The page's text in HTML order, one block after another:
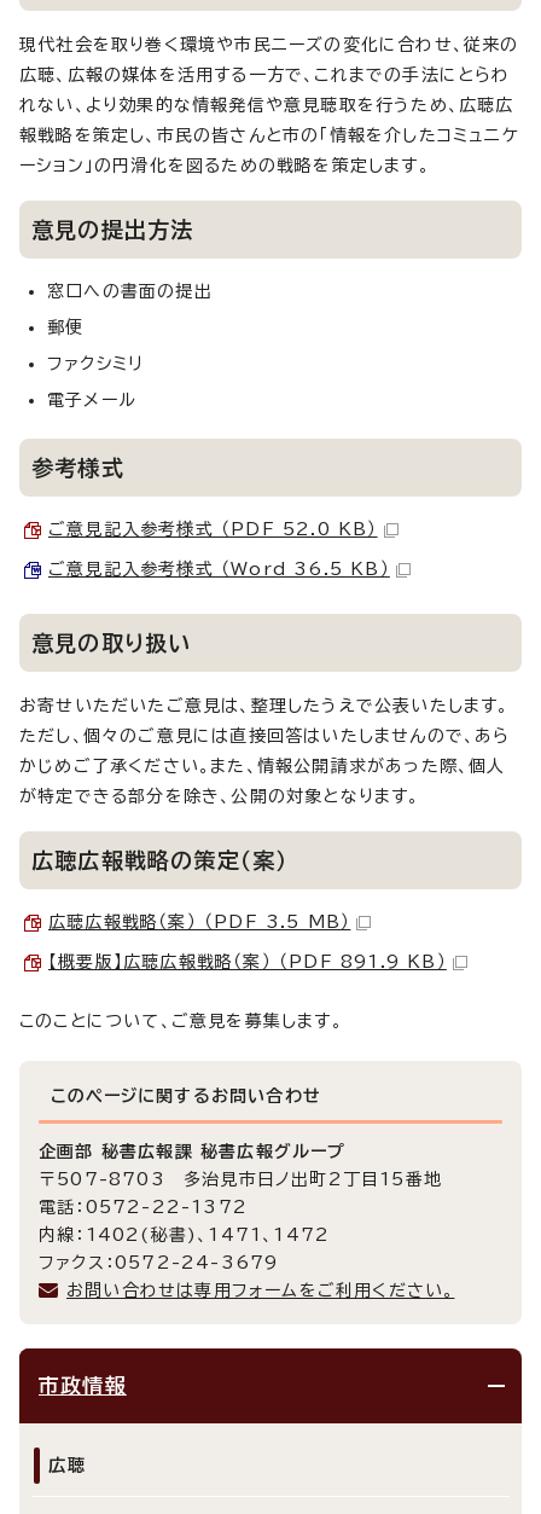
現代社会を取り巻く環境や市民ニーズの変化に合わせ、従来の
広聴、広報の媒体を活用する一方で、これまでの手法にとらわ
れない、より効果的な情報発信や意見聴取を行うため、広聴広
報戦略を策定し、市民の皆さんと市の「情報を介したコミュニケ
ーション」の円滑化を図るための戦略を策定します。
意見の提出方法
窓口への書面の提出
郵便
ファクシミリ
電子メール
参考様式
ご意見記入参考様式 （PDF 52.0 KB）
ご意見記入参考様式 （Word 36.5 KB）
意見の取り扱い
お寄せいただいたご意見は、整理したうえで公表いたします。
ただし、個々のご意見には直接回答はいたしませんので、あら
かじめご了承ください。また、情報公開請求があった際、個人
が特定できる部分を除き、公開の対象となります。
広聴広報戦略の策定（案）
広聴広報戦略（案） （PDF 3.5 MB）
【概要版】広聴広報戦略（案） （PDF 891.9 KB）
このことについて、ご意見を募集します。
このページに関する お問い合わせ
企画部 秘書広報課 秘書広報グループ
〒507-8703 多治見市日ノ出町2丁目15番地
電話：0572-22-1372
内線：1402(秘書)、1471、1472
ファクス：0572-24-3679
お問い合わせは専用フォームをご利用ください。
市政情報
広聴